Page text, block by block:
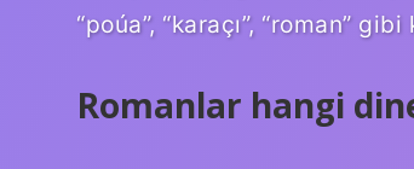
“poúa”, “karaçı”, “roman”
Romanlar hangi